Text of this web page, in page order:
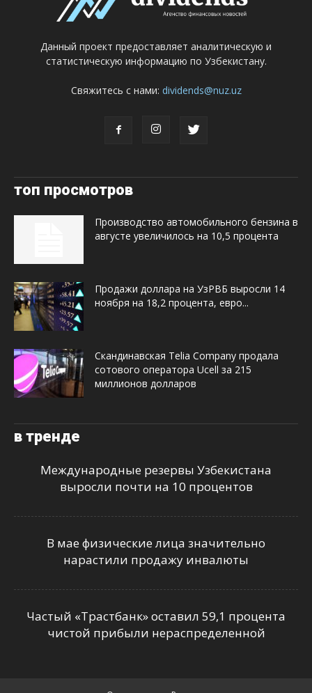
Данный проект предоставляет аналитическую и
статистическую информацию по Узбекистану.
Свяжитесь с нами: dividends@nuz.uz
топ просмотров
Производство автомобильного бензина в
августе увеличилось на 10,5 процента
Продажи доллара на УзРВБ выросли 14
ноября на 18,2 процента, евро...
Скандинавская Telia Company продала
сотового оператора Ucell за 215
миллионов долларов
в тренде
Международные резервы Узбекистана
выросли почти на 10 процентов
В мае физические лица значительно
нарастили продажу инвалюты
Частый «Трастбанк» оставил 59,1 процента
чистой прибыли нераспределенной